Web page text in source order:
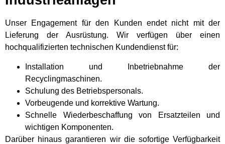
Unser Engagement für den Kunden endet nicht mit der
Lieferung der Ausrüstung. Wir verfügen über einen
hochqualifizierten technischen Kundendienst für:
Installation und Inbetriebnahme der
Recyclingmaschinen.
Schulung des Betriebspersonals.
Vorbeugende und korrektive Wartung.
Schnelle Wiederbeschaffung von Ersatzteilen und
wichtigen Komponenten.
Darüber hinaus garantieren wir die sofortige Verfügbarkeit